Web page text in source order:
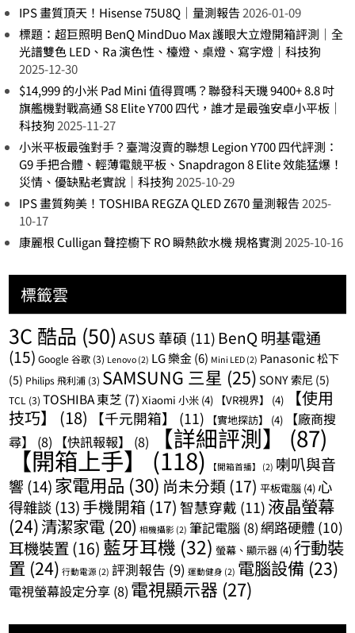
IPS 畫質頂天！Hisense 75U8Q｜量測報告2026-01-09
標題：超巨照明 BenQ MindDuo Max 護眼大立燈開箱評測｜全
光譜雙色 LED、Ra 演色性、檯燈、桌燈、寫字燈｜科技狗
2025-12-30
$14,999 的小米 Pad Mini 值得買嗎？聯發科天璣 9400+ 8.8 吋
旗艦機對戰高通 S8 Elite Y700 四代，誰才是最強安卓小平板｜
科技狗 2025-11-27
小米平板最強對手？臺灣沒賣的聯想 Legion Y700 四代評測：
G9 手把合體、輕薄電競平板、Snapdragon 8 Elite 效能猛爆！
災情、優缺點老實說｜科技狗 2025-10-29
IPS 畫質夠美！TOSHIBA REGZA QLED Z670 量測報告2025-
10-17
康麗根 Culligan 聲控櫥下 RO 瞬熱飲水機 規格實測 2025-10-16
標籤雲
3C 酷品 (50)ASUS 華碩 (11) BenQ 明基電通
(15) Google 谷歌 (3) Lenovo (2) LG 樂金(6) Mini LED (2) Panasonic 松下
(5) Philips 飛利浦 (3) SAMSUNG 三星 (25) SONY 索尼 (5)
TCL (3) TOSHIBA 東芝 (7) Xiaomi 小米 (4) 【VR視界】 (4)
【使用
技巧】
(18) 【千元開箱】 (11) 【實地探訪】 (4)
【廠商搜
尋】
(8) 【快訊報報】 (8) 【詳細評測】 (87)
【開箱上手】(118) 【開箱首播】 (2) 喇叭與音
響 (14)家電用品 (30) 尚未分類 (17) 平板電腦 (4) 心
得雜談 (13)手機開箱 (17) 智慧穿戴 (11) 液晶螢幕
(24)清潔家電 (20) 相機攝影 (2) 筆記電腦 (8)網路硬體 (10)
耳機裝置 (16) 藍牙耳機 (32) 螢幕、顯示器 (4)行動裝
置 (24) 行動電源 (2) 評測報告 (9) 運動健身 (2) 電腦設備 (23)
電視螢幕設定分享 (8) 電視顯示器 (27)